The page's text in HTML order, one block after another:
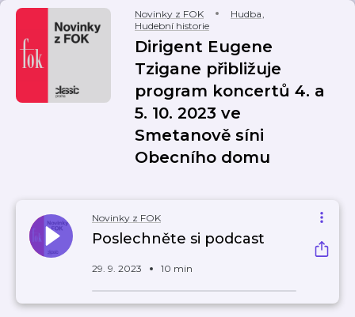
Novinky z FOK Hudba,
Hudební historie
Dirigent Eugene
Tzigane přibližuje
program koncertů 4. a
5. 10. 2023 ve
Smetanově síni
Obecního domu
Novinky z FOK
Poslechněte si podcast
29. 9. 2023 10 min